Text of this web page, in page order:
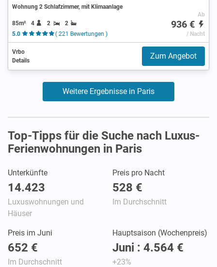
Wohnung 2 Schlafzimmer, mit Klimaanlage
85m² 4 2
2
5.0
( 221 Bewertungen )
Ab
936 €
/ Nacht
Vrbo
Details
Zum Angebot
Weitere Ergebnisse in Paris
Top-Tipps für die Suche nach Luxus-
Ferienwohnungen in Paris
Unterkünfte
14.423
Luxuswohnungen und
Häuser
Preis pro Nacht
528 €
Im Durchschnitt
Preis im Juni
652 €
Im Durchschnitt
Hauptsaison (Wochenpreis)
Juni : 4.564 €
+23%